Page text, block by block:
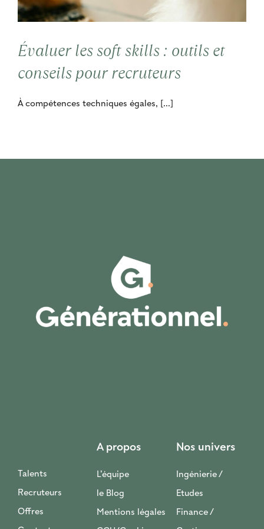
Contact
Cooptation
Évaluer les soft skills : outils et
conseils pour recruteurs
À compétences techniques égales, [...]
Talents
Recruteurs
Offres
A propos
L’équipe
le Blog
Mentions légales
Nos univers
Ingénierie /
Etudes
Finance /